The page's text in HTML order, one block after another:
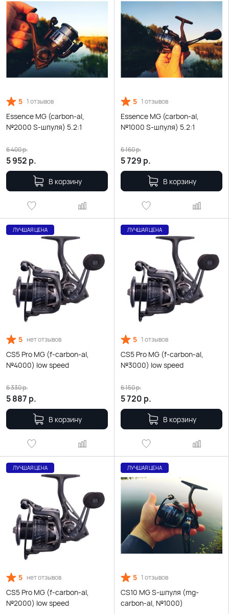
5 1 отзывов
Essence MG (carbon-al,
№2000 S-шпуля) 5.2:1
5 952 р.
6 400р.
В корзину
5 1 отзывов
Essence MG (carbon-al,
№1000 S-шпуля) 5.2:1
5 729 р.
6 160р.
В корзину
ЛУЧШАЯ ЦЕНА
5 нет отзывов
CS5 Pro MG (f-carbon-al,
№4000) low speed
5 887 р.
6 330р.
В корзину
ЛУЧШАЯ ЦЕНА
5 1 отзывов
CS5 Pro MG (f-carbon-al,
№3000) low speed
5 720 р.
6 150р.
В корзину
ЛУЧШАЯ ЦЕНА
5 нет отзывов
CS5 Pro MG (f-carbon-al,
№2000) low speed
ЛУЧШАЯ ЦЕНА
5 1 отзывов
CS10 MG S-шпуля (mg-
carbon-al, №1000)